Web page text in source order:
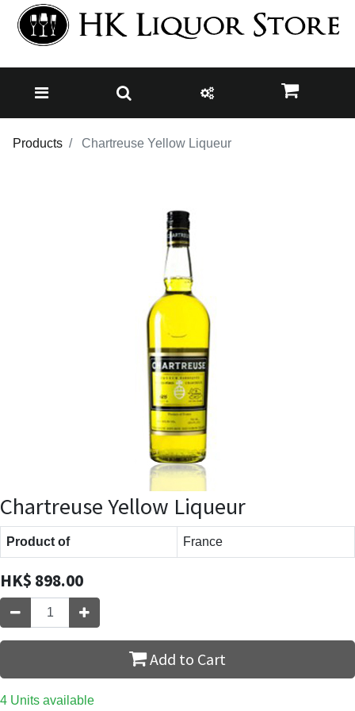
Products Chartreuse Yellow Liqueur
Chartreuse Yellow Liqueur
Product of France
HK$ 898.00
Add to Cart
4 Units available